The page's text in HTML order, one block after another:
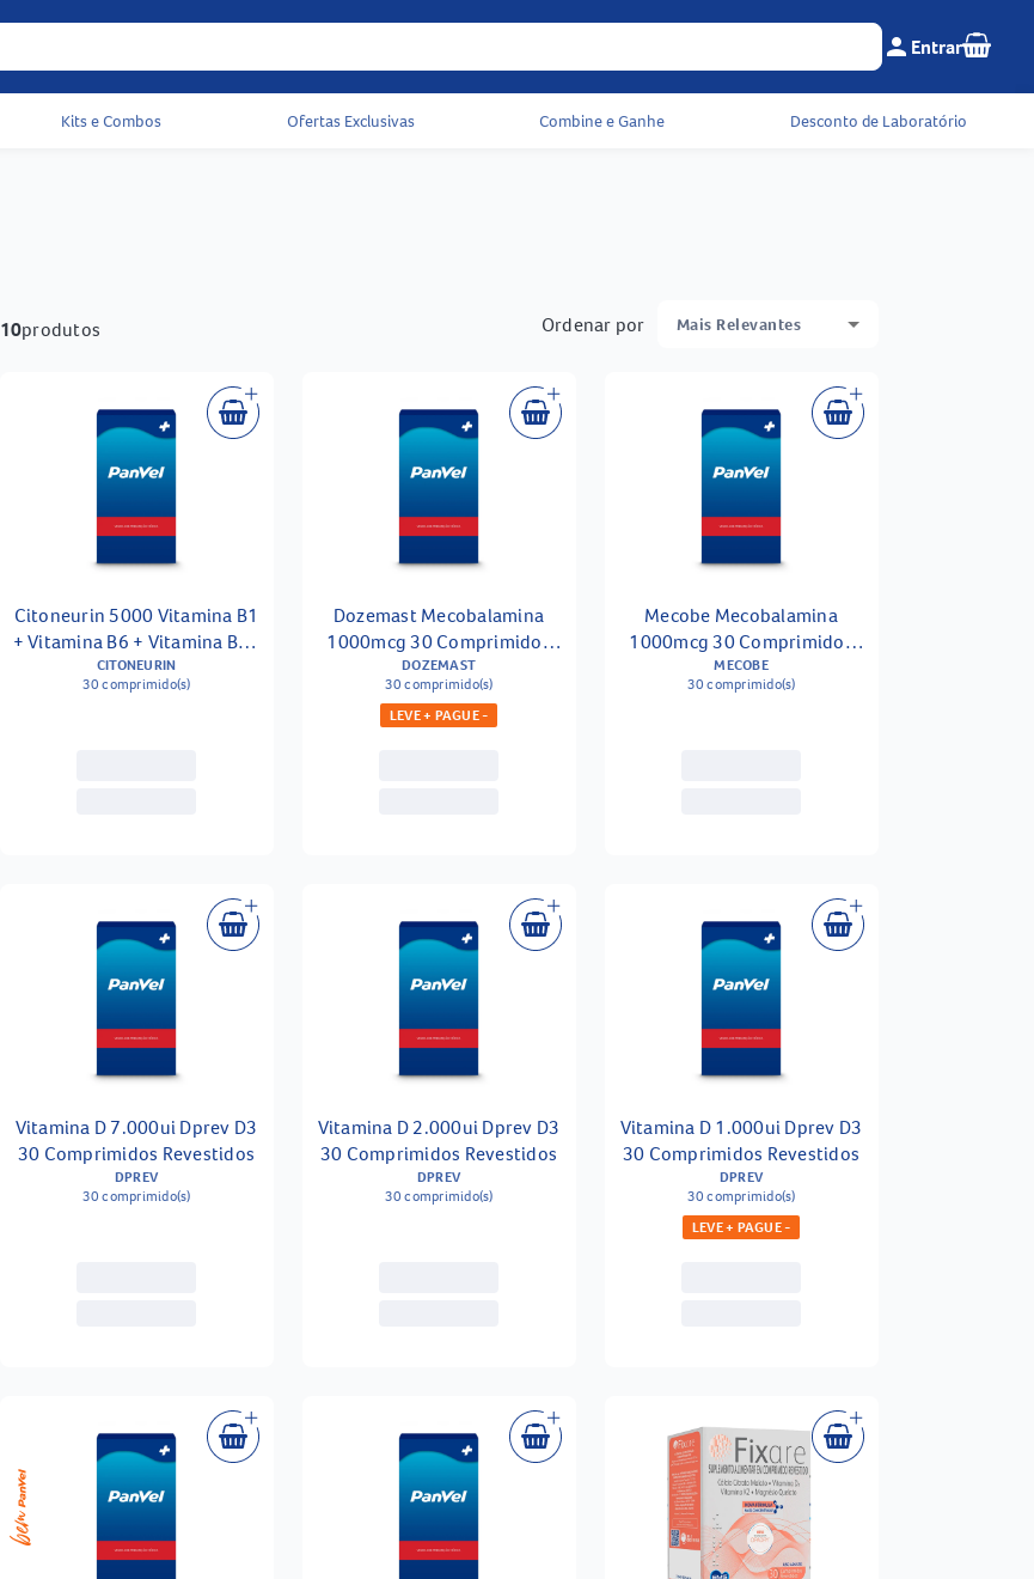
Menu do cliente e
person Entrar Seu
Acessos rápidos do cabeçalho
Kits e Combos Ofertas Exclusivas Combine e Ganhe Desconto de Laboratório
10produtos Ordenar por Mais Relevantes
Citoneurin 5000 Vitamina B1
+ Vitamina B6 + Vitamina B12
30 Comprimidos Revestidos
CITONEURIN
30 comprimido(s)
Dozemast Mecobalamina
1000mcg 30 Comprimidos
Sublinguais
DOZEMAST
30 comprimido(s)
LEVE + PAGUE -
Mecobe Mecobalamina
1000mcg 30 Comprimidos
Sublinguais
MECOBE
30 comprimido(s)
Vitamina D 7.000ui Dprev D3
30 Comprimidos Revestidos
DPREV
30 comprimido(s)
Vitamina D 2.000ui Dprev D3
30 Comprimidos Revestidos
DPREV
30 comprimido(s)
Vitamina D 1.000ui Dprev D3
30 Comprimidos Revestidos
DPREV
30 comprimido(s)
LEVE + PAGUE -